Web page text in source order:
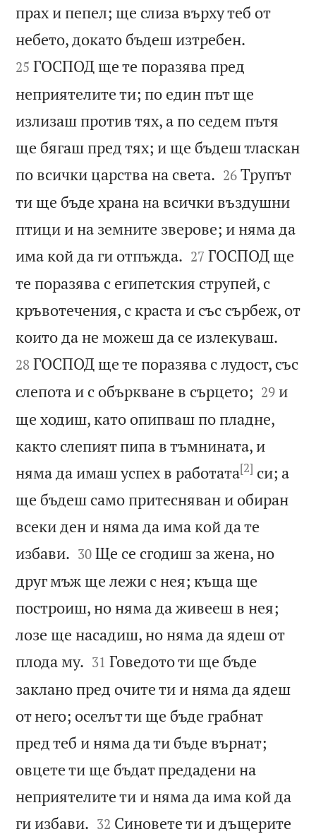
прах и пепел; ще слиза върху теб от
небето, докато бъдеш изтребен.
25 ГОСПОД ще те поразява пред
неприятелите ти; по един път ще
излизаш против тях, а по седем пътя
ще бягаш пред тях; и ще бъдеш тласкан
по всички царства на света. 

26 Трупът
ти ще бъде храна на всички въздушни
птици и на земните зверове; и няма да
има кой да ги отпъжда. 

27 ГОСПОД ще
те поразява с египетския струпей, с
кръвотечения, с краста и със сърбеж, от
които да не можеш да се излекуваш.
28 ГОСПОД ще те поразява с лудост, със
слепота и с объркване в сърцето; 

29 и
ще ходиш, като опипваш по пладне,
както слепият пипа в тъмнината, и
няма да имаш успех в работата[2] си; а
ще бъдеш само притесняван и обиран
всеки ден и няма да има кой да те
избави. 

30 Ще се сгодиш за жена, но
друг мъж ще лежи с нея; къща ще
построиш, но няма да живееш в нея;
лозе ще насадиш, но няма да ядеш от
плода му. 

31 Говедото ти ще бъде
заклано пред очите ти и няма да ядеш
от него; оселът ти ще бъде грабнат
пред теб и няма да ти бъде върнат;
овцете ти ще бъдат предадени на
неприятелите ти и няма да има кой да
ги избави. 

32 Синовете ти и дъщерите